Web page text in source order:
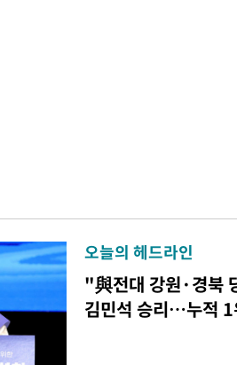
오늘의 헤드라인
"與전대 강원·경북
김민석 승리…누적 1